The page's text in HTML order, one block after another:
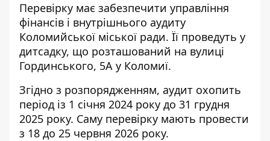
Перевірку має забезпечити управління
фінансів і внутрішнього аудиту
Коломийської міської ради. Її проведуть у
дитсадку, що розташований на вулиці
Гординського, 5А у Коломиї.
Згідно з розпорядженням, аудит охопить
період із 1 січня 2024 року до 31 грудня
2025 року. Саму перевірку мають провести
з 18 до 25 червня 2026 року.